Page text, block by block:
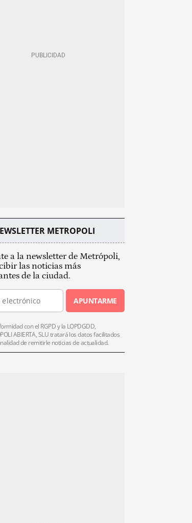
METROPOLI
a la newsletter de Metrópoli,
las noticias más
de la ciudad.
APUNTARME
con el RGPD y la LOPDGDD,
ABIERTA, SLU tratará los datos facilitados
de remitirle noticias de actualidad.